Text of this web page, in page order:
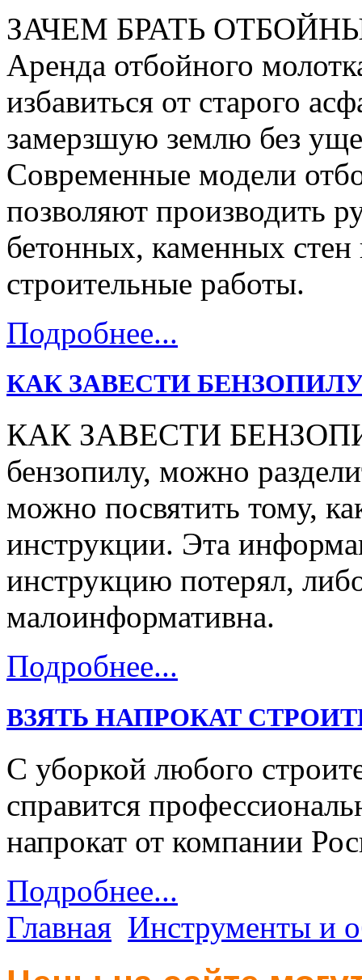
ЗАЧЕМ БРАТЬ
Аренда отбойного
избавиться от старого
замерзшую землю без
Современные модели
позволяют производить
бетонных, каменных стен
строительные работы.
Подробнее...
КАК ЗАВЕСТИ
КАК ЗАВЕСТИ
бензопилу, можно
можно посвятить тому,
инструкции. Эта
инструкцию потерял,
малоинформативна.
Подробнее...
ВЗЯТЬ НАПРОКАТ
С уборкой любого
справится
напрокат от компании
Подробнее...
Главная Инструменты и